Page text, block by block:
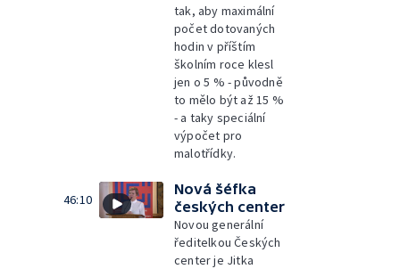
tak, aby maximální
počet dotovaných
hodin v příštím
školním roce klesl
jen o 5 % - původně
to mělo být až 15 %
- a taky speciální
výpočet pro
malotřídky.
46:10
Nová šéfka
českých center
Novou generální
ředitelkou Českých
center je Jitka